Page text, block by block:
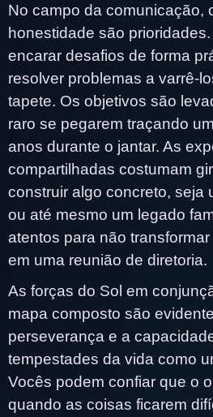
No campo da comunicação,
honestidade são
encarar desafios de forma
resolver problemas a varrê-
tapete. Os objetivos são
raro se pegarem traçando
anos durante o jantar. As
compartilhadas costumam
construir algo concreto, seja
ou até mesmo um legado
atentos para não
em uma reunião de diretoria.
As forças do Sol em
mapa composto são
perseverança e a
tempestades da vida como
Vocês podem confiar que o
quando as coisas ficarem